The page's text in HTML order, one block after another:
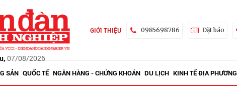
07/08/2026
GIỚI THIỆU 0985698786 Đặt báo
SẢN QUỐC TẾ NGÂN HÀNG - CHỨNG KHOÁN DU LỊCH KINH TẾ ĐỊA PHƯƠNG